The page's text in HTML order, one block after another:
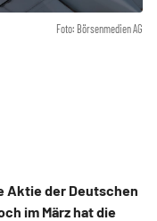
Foto: Börsenmedien AG
Aktie der Deutschen
im März hat die